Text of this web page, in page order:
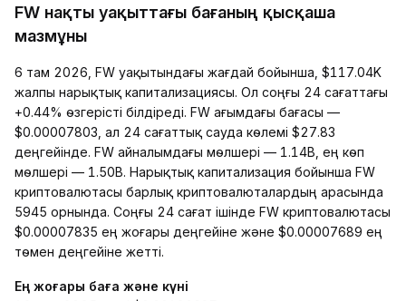
FW нақты уақыттағы бағаның қысқаша
мазмұны
6 там 2026, FW уақытындағы жағдай бойынша, $117.04K
жалпы нарықтық капитализациясы. Ол соңғы 24 сағаттағы
+0.44% өзгерісті білдіреді. FW ағымдағы бағасы —
$0.00007803, ал 24 сағаттық сауда көлемі $27.83
деңгейінде. FW айналымдағы мөлшері — 1.14B, ең көп
мөлшері — 1.50B. Нарықтық капитализация бойынша FW
криптовалютасы барлық криптовалюталардың арасында
5945 орнында. Соңғы 24 сағат ішінде FW криптовалютасы
$0.00007835 ең жоғары деңгейіне және $0.00007689 ең
төмен деңгейіне жетті.
Ең жоғары баға және күні